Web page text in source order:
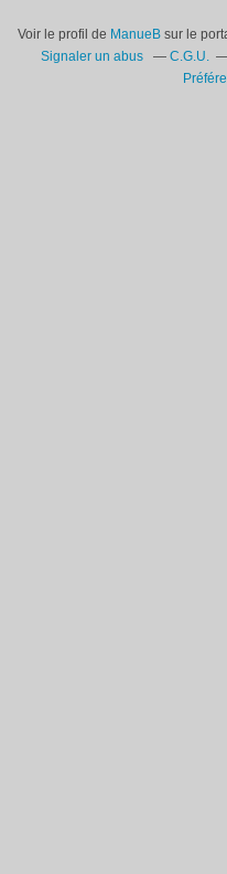
Voir le profil de ManueBsur le
Signaler un abus
C.G.U.